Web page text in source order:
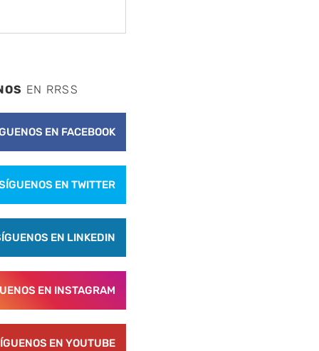
EN RRSS
EN FACEBOOK
EN TWITTER
EN LINKEDIN
EN INSTAGRAM
EN YOUTUBE